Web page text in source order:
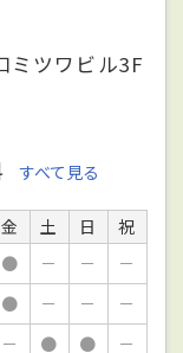
ツワビル3F
すべて見る
金 土 日
祝
● － －
－
● － －
－
－ ● ●
－